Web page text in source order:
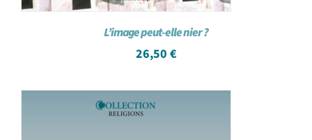
L’image peut-elle nier ?
26,50 €